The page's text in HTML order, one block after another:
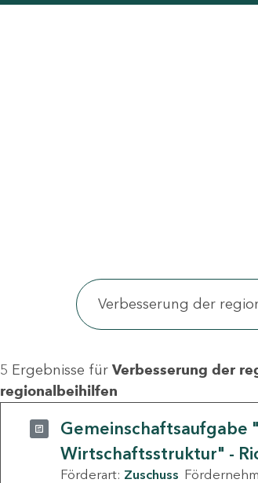
5 Ergebnisse für Verbesserung der
regionalbeihilfen
Gemeinschaftsaufgabe
Wirtschaftsstruktur" -
Förderart: Zuschuss